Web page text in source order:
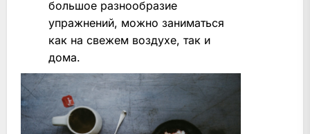
большое разнообразие
упражнений, можно заниматься
как на свежем воздухе, так и
дома.